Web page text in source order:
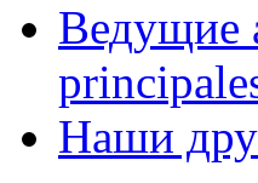
Ведущие
Наши